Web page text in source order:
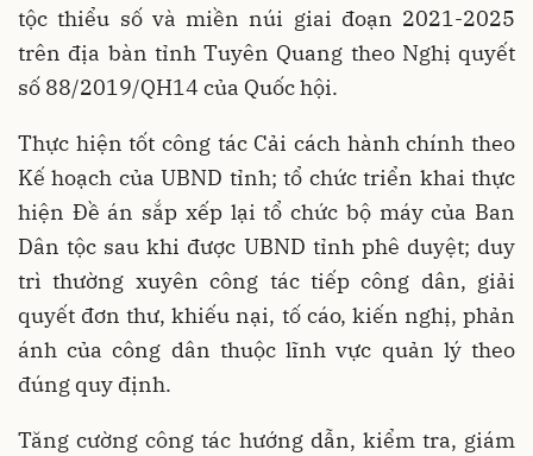
tộc thiểu số và miền núi giai đoạn 2021-2025
trên địa bàn tỉnh Tuyên Quang theo Nghị quyết
số 88/2019/QH14 của Quốc hội.
Thực hiện tốt công tác Cải cách hành chính theo
Kế hoạch của UBND tỉnh; tổ chức triển khai thực
hiện Đề án sắp xếp lại tổ chức bộ máy của Ban
Dân tộc sau khi được UBND tỉnh phê duyệt; duy
trì thường xuyên công tác tiếp công dân, giải
quyết đơn thư, khiếu nại, tố cáo, kiến nghị, phản
ánh của công dân thuộc lĩnh vực quản lý theo
đúng quy định.
Tăng cường công tác hướng dẫn, kiểm tra, giám